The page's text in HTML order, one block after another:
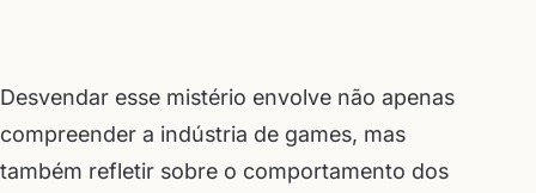
Desvendar esse mistério envolve não apenas
compreender a indústria de games, mas
também refletir sobre o comportamento dos